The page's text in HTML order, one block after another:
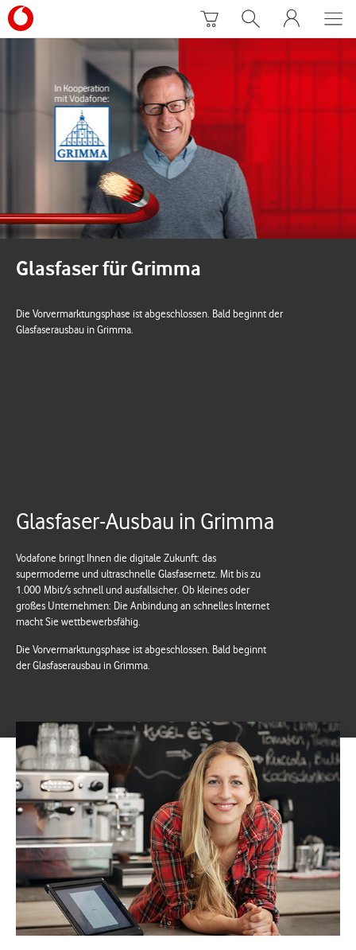
Glasfaser für Grimma
Die Vorvermarktungsphase ist abgeschlossen. Bald beginnt der
Glasfaserausbau in Grimma.
Glasfaser-Ausbau in Grimma
Vodafone bringt Ihnen die digitale Zukunft: das
supermoderne und ultraschnelle Glasfasernetz. Mit bis zu
1.000 Mbit/s schnell und ausfallsicher. Ob kleines oder
großes Unternehmen: Die Anbindung an schnelles Internet
macht Sie wettbewerbsfähig.
Die Vorvermarktungsphase ist abgeschlossen. Bald beginnt
der Glasfaserausbau in Grimma.